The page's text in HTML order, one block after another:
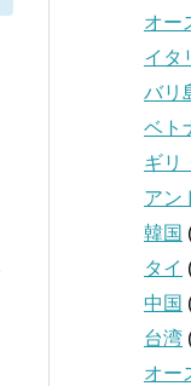
オー
イタ
バリ
ベト
ギリ
アン
韓国
タイ
中国
台湾
オー